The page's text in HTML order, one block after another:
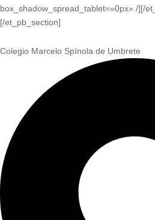
box_shadow_spread_tablet=»0px» /][/
[/et_pb_section]
Colegio Marcelo Spínola de Umbrete